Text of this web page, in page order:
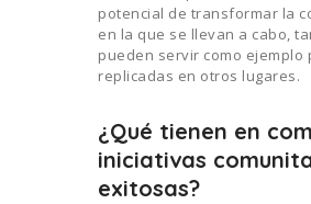
potencial de transformar la
en la que se llevan a cabo,
pueden servir como ejemplo
replicadas en otros lugares.
¿Qué tienen en
iniciativas
exitosas?